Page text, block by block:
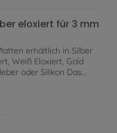
eloxiert für 3 mm
erhältlich in Silber
Weiß Eloxiert, Gold
Verbindung zweier
Zusätzlich können
eingefügt werden. Zur